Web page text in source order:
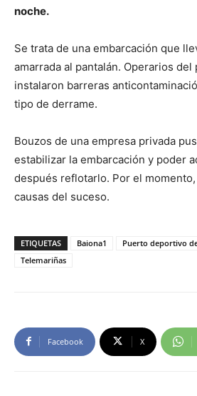
noche.
Se trata de una embarcación que
amarrada al pantalán. Operarios
instalaron barreras
tipo de derrame.
Bouzos de una empresa privada
estabilizar la embarcación y poder
después reflotarlo. Por el
causas del suceso.
ETIQUETAS Baiona1 Puerto deportivo
Telemariñas
Facebook X